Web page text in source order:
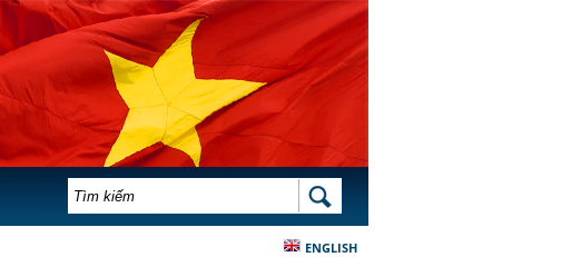
BIỂU MẪU TÌM KIẾM TÌM KIẾM
ENGLISH